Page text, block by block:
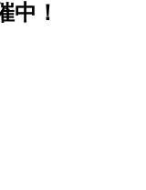
中！